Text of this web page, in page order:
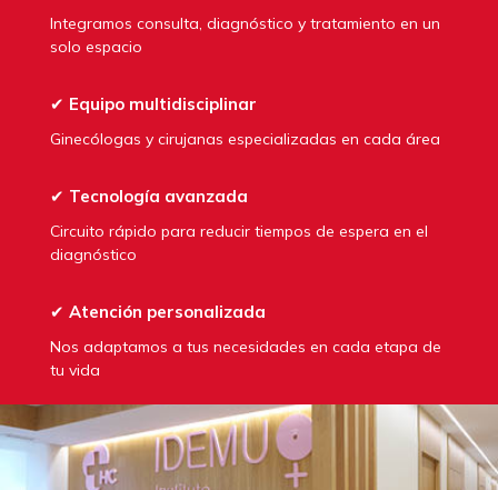
Integramos consulta, diagnóstico y tratamiento en un
solo espacio
✔ Equipo multidisciplinar
Ginecólogas y cirujanas especializadas en cada área
✔ Tecnología avanzada
Circuito rápido para reducir tiempos de espera en el
diagnóstico
✔ Atención personalizada
Nos adaptamos a tus necesidades en cada etapa de
tu vida